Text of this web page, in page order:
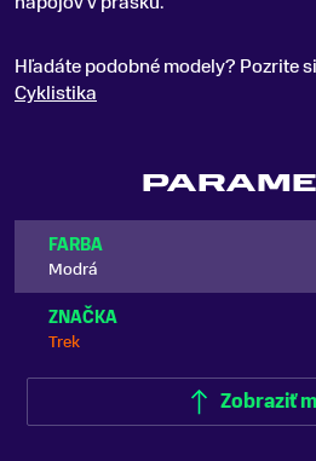
Hľadáte podobné modely? Pozrite
Cyklistika
FARBA
Modrá
ZNAČKA
Trek
Zobraziť